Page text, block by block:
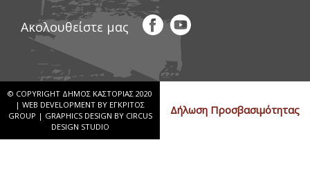
Ακολουθείστε μας
© COPYRIGHT ΔΗΜΟΣ ΚΑΣΤΟΡΙΑΣ 2020
| WEB DEVELOPMENT BY ΕΓΚΡΙΤΟΣ
GROUP | GRAPHICS DESIGN BY CIRCUS
DESIGN STUDIO
Δήλωση Προσβασιμότητας